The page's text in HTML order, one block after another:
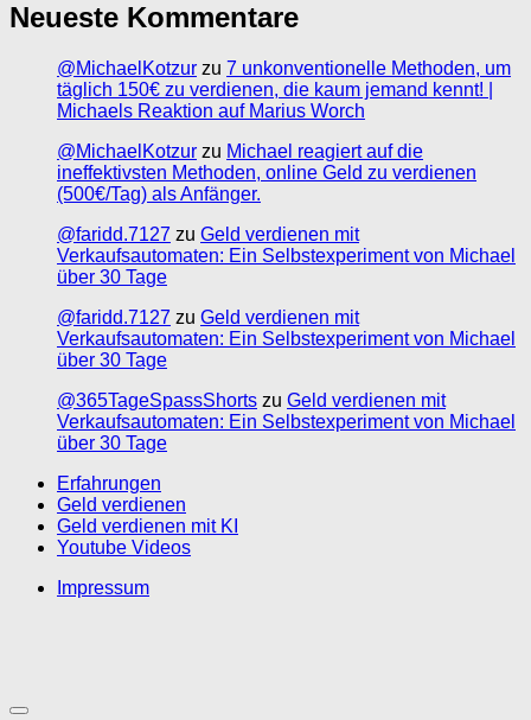
Neueste Kommentare
@MichaelKotzur zu 7 unkonventionelle Methoden, um
täglich 150€ zu verdienen, die kaum jemand kennt! |
Michaels Reaktion auf Marius Worch
@MichaelKotzur zu Michael reagiert auf die
ineffektivsten Methoden, online Geld zu verdienen
(500€/Tag) als Anfänger.
@faridd.7127 zu Geld verdienen mit
Verkaufsautomaten: Ein Selbstexperiment von Michael
über 30 Tage
@faridd.7127 zu Geld verdienen mit
Verkaufsautomaten: Ein Selbstexperiment von Michael
über 30 Tage
@365TageSpassShorts zu Geld verdienen mit
Verkaufsautomaten: Ein Selbstexperiment von Michael
über 30 Tage
Erfahrungen
Geld verdienen
Geld verdienen mit KI
Youtube Videos
Impressum